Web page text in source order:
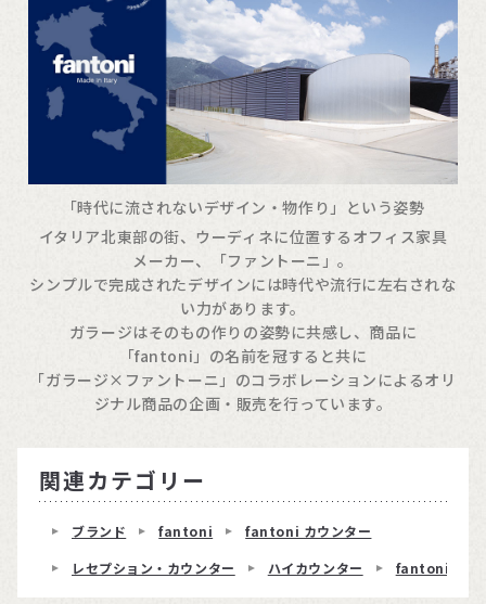
「時代に流されないデザイン・物作り」という姿勢
イタリア北東部の街、ウーディネに位置するオフィス家具
メーカー、「ファントーニ」。
シンプルで完成されたデザインには時代や流行に左右されな
い力があります。
ガラージはそのもの作りの姿勢に共感し、商品に
「fantoni」の名前を冠すると共に
「ガラージ×ファントーニ」のコラボレーションによるオリ
ジナル商品の企画・販売を行っています。
関連カテゴリー
ブランド fantoni
fantoni カウンター
レセプション・カウンター
ハイカウンター fantoniハイ